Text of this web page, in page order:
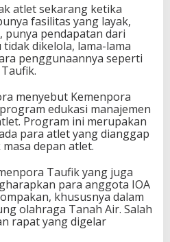
atlet sekarang ketika
fasilitas yang layak,
punya pendapatan dari
dikelola, lama-lama
penggunaannya seperti
menyebut Kemenpora
edukasi manajemen
Program ini merupakan
para atlet yang dianggap
depan atlet.
Taufik yang juga
para anggota IOA
khususnya dalam
olahraga Tanah Air. Salah
rapat yang digelar